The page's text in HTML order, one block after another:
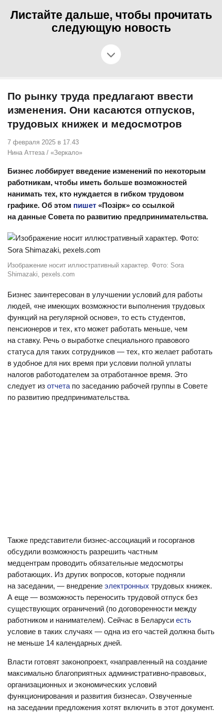
Листайте дальше, чтобы прочитать
следующую новость